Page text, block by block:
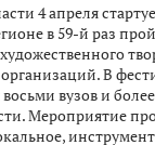
4 апреля
в 59-й раз
В
вузов и
Мероприятие